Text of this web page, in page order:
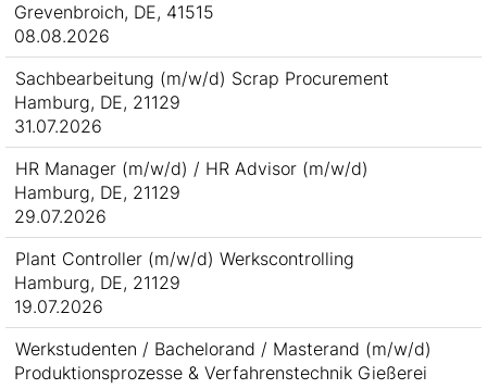
Grevenbroich, DE, 41515
08.08.2026
Sachbearbeitung (m/w/d) Scrap Procurement
Hamburg, DE, 21129
31.07.2026
HR Manager (m/w/d) / HR Advisor (m/w/d)
Hamburg, DE, 21129
29.07.2026
Plant Controller (m/w/d) Werkscontrolling
Hamburg, DE, 21129
19.07.2026
Werkstudenten / Bachelorand / Masterand (m/w/d)
Produktionsprozesse & Verfahrenstechnik Gießerei